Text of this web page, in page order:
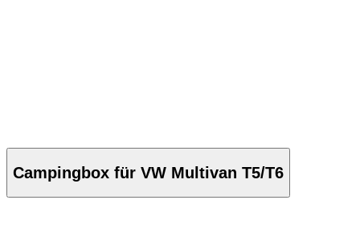
Campingbox für VW Multivan T5/T6